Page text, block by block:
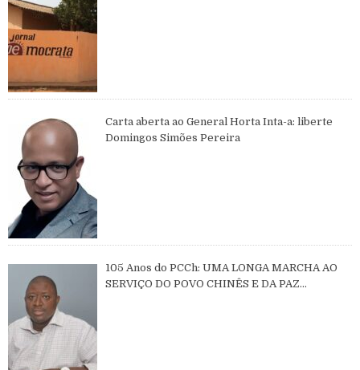
Carta aberta ao General Horta Inta-a: liberte
Domingos Simões Pereira
105 Anos do PCCh: UMA LONGA MARCHA AO
SERVIÇO DO POVO CHINÊS E DA PAZ